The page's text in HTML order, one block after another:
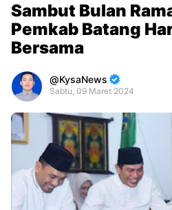
Sambut Bulan
Pemkab Batang
Bersama
KysaNews
Sabtu, 09 Maret 2024
Premium
By
Raushan
Design
With
Shroff
Templates